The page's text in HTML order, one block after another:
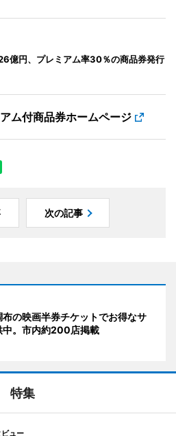
億円、プレミアム率30％の商品券発行
ム付商品券ホームページ
次の記事
布の映画半券チケットでお得なサ
中。市内約200店掲載
特集
ュー